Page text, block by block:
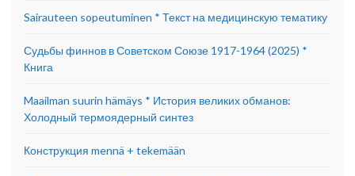
Sairauteen sopeutuminen * Текст на медицинскую тематику
Судьбы финнов в Советском Союзе 1917-1964 (2025) *
Книга
Maailman suurin hämäys * История великих обманов:
Холодный термоядерный синтез
Конструкция mennä + tekemään